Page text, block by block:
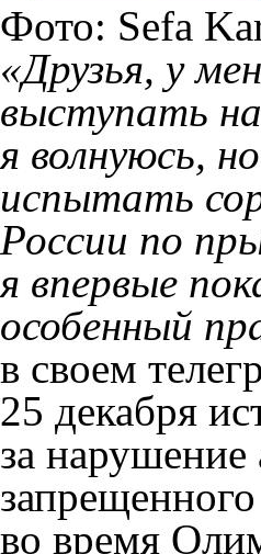
Фото: Sefa
«Друзья, у
выступать
я волнуюсь,
испытать
России по
я впервые
особенный
в своем
25 декабря
за
во время